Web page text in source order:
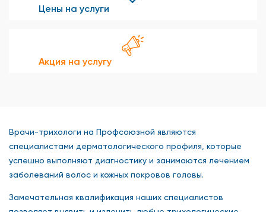
Цены на услуги
Акция на услугу
Врачи-трихологи на Профсоюзной являются
специалистами дерматологического профиля, которые
успешно выполняют диагностику и занимаются лечением
заболеваний волос и кожных покровов головы.
Замечательная квалификация наших специалистов